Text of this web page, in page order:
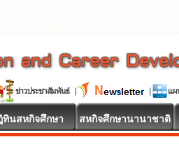
ทินสหกิจศึกษา สหกิจศึกษานานาชาติ